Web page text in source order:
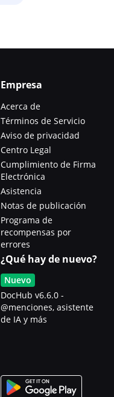
Empresa
Acerca de
Términos de Servicio
Aviso de privacidad
Centro Legal
Cumplimiento de Firma
Electrónica
Asistencia
Notas de publicación
Programa de
recompensas por
errores
¿Qué hay de nuevo?
Nuevo
DocHub v6.6.0 -
@menciones, asistente
de IA y más